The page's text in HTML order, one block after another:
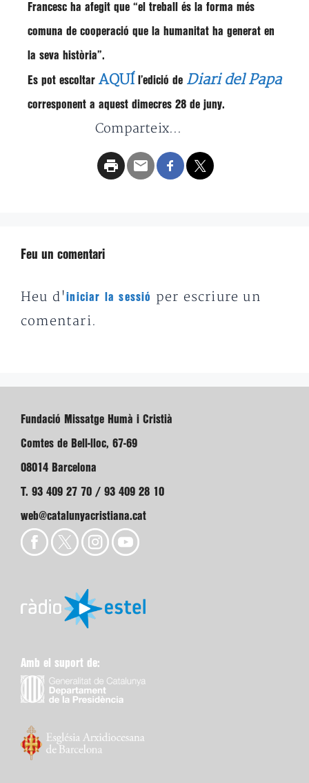
Francesc ha afegit que “el treball és la forma més
comuna de cooperació que la humanitat ha generat en
la seva història”.
Es pot escoltar AQUÍ l’edició de Diari del Papa
corresponent a aquest dimecres 28 de juny.
Comparteix...
Feu un comentari
Heu d'iniciar la sessió
per escriure un
comentari.
Fundació Missatge Humà i Cristià
Comtes de Bell-lloc, 67-69
08014 Barcelona
T. 93 409 27 70 / 93 409 28 10
web@catalunyacristiana.cat
Amb el suport de: